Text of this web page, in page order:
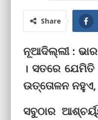
Share
ନୂଆଦିଲ୍ଲୀ :
। ସତରେ
ଉତ୍ତୋଳନ ନହୁଏ,
ସବୁଠାର